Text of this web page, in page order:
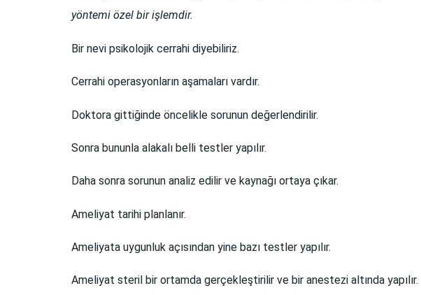
yöntemi özel bir işlemdir.
Bir nevi psikolojik cerrahi diyebiliriz.
Cerrahi operasyonların aşamaları vardır.
Doktora gittiğinde öncelikle sorunun değerlendirilir.
Sonra bununla alakalı belli testler yapılır.
Daha sonra sorunun analiz edilir ve kaynağı ortaya çıkar.
Ameliyat tarihi planlanır.
Ameliyata uygunluk açısından yine bazı testler yapılır.
Ameliyat steril bir ortamda gerçekleştirilir ve bir anestezi altında yapılır.